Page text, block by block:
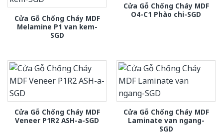
Cửa Gỗ Chống Cháy MDF
Melamine P1 van kem-
SGD
Cửa Gỗ Chống Cháy MDF
O4-C1 Phào chi-SGD
Cửa Gỗ Chống Cháy MDF
Veneer P1R2 ASH-a-SGD
Cửa Gỗ Chống Cháy MDF
Laminate van ngang-
SGD